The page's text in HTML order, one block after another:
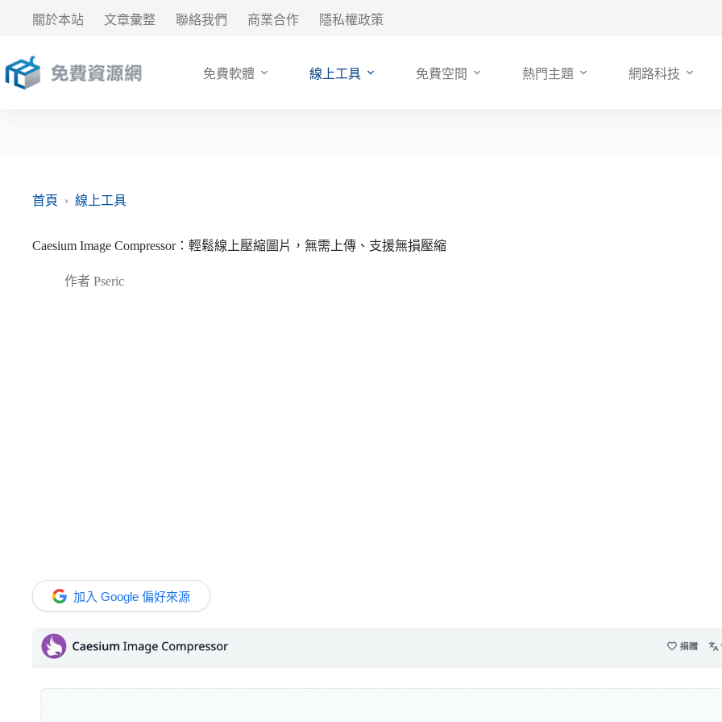
要
內
關於本站 文章彙整 聯絡我們 商業合作 隱私權政策
免費軟體 線上工具 免費空間 熱門主題 網路科技
首頁 › 線上工具
Caesium Image Compressor：輕鬆線上壓縮圖片，無需上傳、支援無損壓縮
作者 Pseric
加入 Google 偏好來源